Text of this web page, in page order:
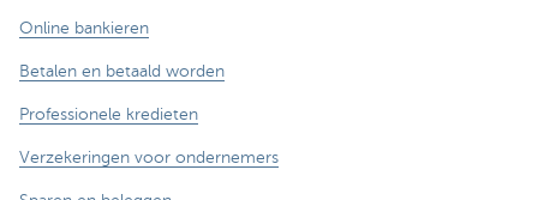
Online bankieren
Betalen en betaald worden
Professionele kredieten
Verzekeringen voor ondernemers